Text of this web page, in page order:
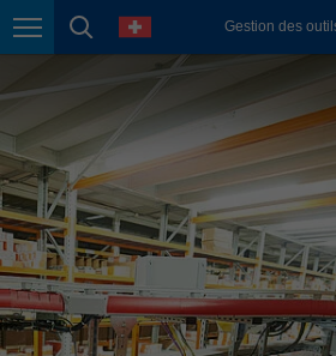
Page navigation
page search
languageGestion des
México
Nederland
nederlands
Österreich
deutsch
Polska
polski
Portugal